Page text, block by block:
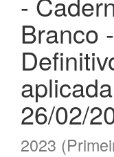
Branco
26/02/
2023